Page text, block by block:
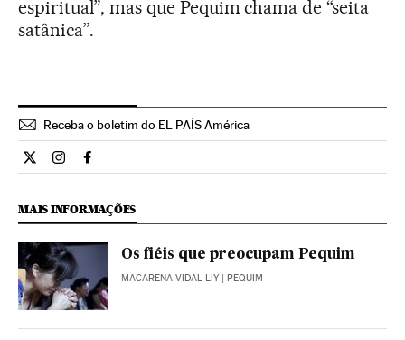
espiritual”, mas que Pequim chama de “seita
satânica”.
Receba o boletim do EL PAÍS América
Internacional El País Brasil en Twitter
Internacional El País Brasil en Instagram
Internacional El País Brasil en Facebook
MAIS INFORMAÇÕES
Os fiéis que preocupam Pequim
MACARENA VIDAL LIY | PEQUIM